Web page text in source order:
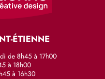
ÉTIENNE
de 8h45 à 17h00
à 18h00
à 16h30